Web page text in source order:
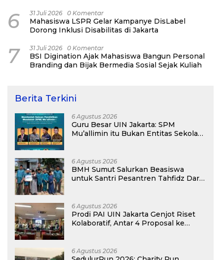
6 31 Juli 2026 0 Komentar
Mahasiswa LSPR Gelar Kampanye DisLabel
Dorong Inklusi Disabilitas di Jakarta
7 31 Juli 2026 0 Komentar
BSI Digination Ajak Mahasiswa Bangun Personal
Branding dan Bijak Bermedia Sosial Sejak Kuliah
Berita Terkini
6 Agustus 2026
Guru Besar UIN Jakarta: SPM
Mu’allimin itu Bukan Entitas Sekolah
6 Agustus 2026
BMH Sumut Salurkan Beasiswa
untuk Santri Pesantren Tahfidz Darul
6 Agustus 2026
Prodi PAI UIN Jakarta Genjot Riset
Kolaboratif, Antar 4 Proposal ke
6 Agustus 2026